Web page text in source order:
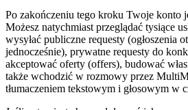
Po zakończeniu tego kroku Twoje konto
Możesz natychmiast przeglądać tysiące
wysyłać publiczne requesty (ogłoszenia
jednocześnie), prywatne requesty do
akceptować oferty (offers), budować
także wchodzić w rozmowy przez
tłumaczeniem tekstowym i głosowym w